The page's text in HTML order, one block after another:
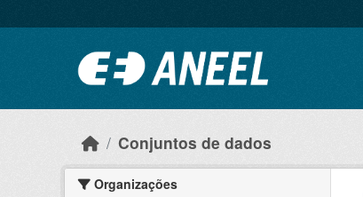
Conjuntos de dados
Organizações